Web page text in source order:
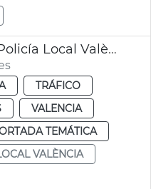
Controles movilidad Policía Local València
TRÁFICO
VALENCIA
TEMÁTICA
VALÈNCIA